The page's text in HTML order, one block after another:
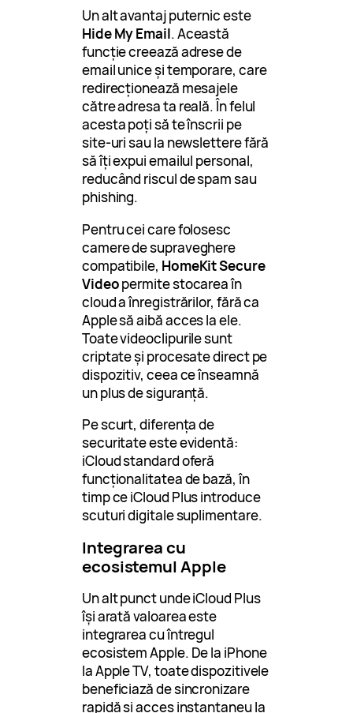
Un alt avantaj puternic este
Hide My Email. Această
funcție creează adrese de
email unice și temporare, care
redirecționează mesajele
către adresa ta reală. În felul
acesta poți să te înscrii pe
site-uri sau la newslettere fără
să îți expui emailul personal,
reducând riscul de spam sau
phishing.
Pentru cei care folosesc
camere de supraveghere
compatibile, HomeKit Secure
Videopermite stocarea în
cloud a înregistrărilor, fără ca
Apple să aibă acces la ele.
Toate videoclipurile sunt
criptate și procesate direct pe
dispozitiv, ceea ce înseamnă
un plus de siguranță.
Pe scurt, diferența de
securitate este evidentă:
iCloud standard oferă
funcționalitatea de bază, în
timp ce iCloud Plus introduce
scuturi digitale suplimentare.
Integrarea cu
ecosistemul Apple
Un alt punct unde iCloud Plus
își arată valoarea este
integrarea cu întregul
ecosistem Apple. De la iPhone
la Apple TV, toate dispozitivele
beneficiază de sincronizare
rapidă și acces instantaneu la